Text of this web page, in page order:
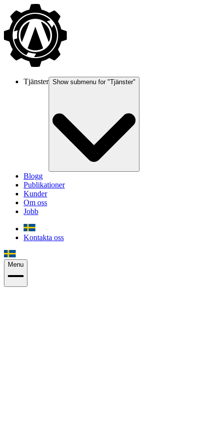
Tjänster Show submenu for "Tjänster"
Blogg
Publikationer
Kunder
Om oss
Jobb
Kontakta oss
Menu